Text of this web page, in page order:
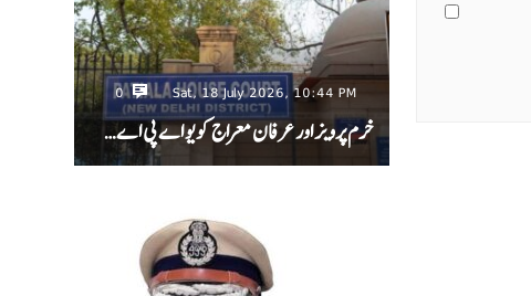
Sat, 18 July 2026, 10:44 PM
0
خرم پرویز اور عرفان معراج کو یو اے پی اے…